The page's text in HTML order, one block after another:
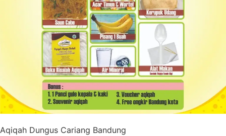
Aqiqah Dungus Cariang Bandung